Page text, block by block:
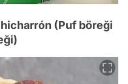
(Puf böreği